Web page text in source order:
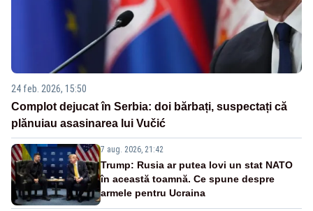
24 feb. 2026, 15:50
Complot dejucat în Serbia: doi bărbați, suspectați că
plănuiau asasinarea lui Vučić
7 aug. 2026, 21:42
Trump: Rusia ar putea lovi un stat NATO
în această toamnă. Ce spune despre
armele pentru Ucraina